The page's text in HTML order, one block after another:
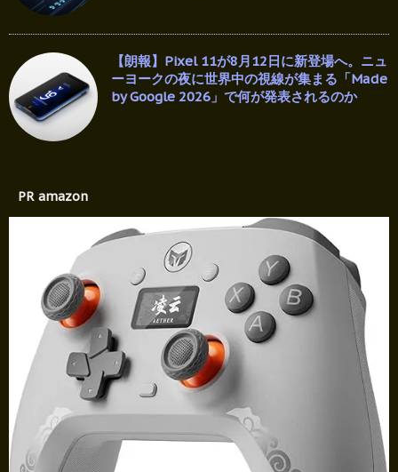
【朗報】Pixel 11が8月12日に新登場へ。ニュ
ーヨークの夜に世界中の視線が集まる「Made
by Google 2026」で何が発表されるのか
PR amazon